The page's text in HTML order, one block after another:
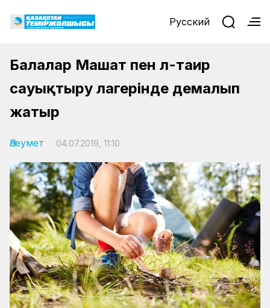
Русский
Балалар Машат пен Әл-таир
сауықтыру лагерінде демалып
жатыр
Әлеумет 04.07.2019, 11:10